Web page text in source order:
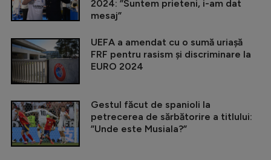
2024: ”Suntem prieteni, i-am dat
mesaj”
UEFA a amendat cu o sumă uriașă
FRF pentru rasism și discriminare la
EURO 2024
Gestul făcut de spanioli la
petrecerea de sărbătorire a titlului:
”Unde este Musiala?”